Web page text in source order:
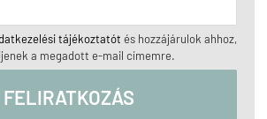
tájékoztatót és hozzájárulok ahhoz,
a megadott e-mail címemre.
FELIRATKOZÁS